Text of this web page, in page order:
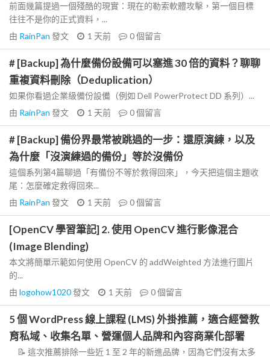
前面幾篇提過一個殘酷的現實：現在的勒索軟體攻擊，第一個目標
往往不是你的正式資料，...
由 RainPan 發文 1 天前 0個留言
# [Backup] 為什麼備份設備可以塞進 30 倍的資料？聊聊
重複資料刪除（Deduplication）
如果你看過企業級備份設備（例如 Dell PowerProtect DD 系列）...
由 RainPan 發文 1 天前 0個留言
# [Backup] 備份界最常被跳過的一步：還原演練，以及
為什麼「沒演練過的備份」等於沒備份
這個系列第4篇聊過「有備份不等於救得回來」，今天把這個主題收
尾：怎麼確定救得回來...
由 RainPan 發文 1 天前 0個留言
[OpenCV 學習筆記] 2. 使用 OpenCV 進行影像混合
(Image Blending)
本文將簡單示範如何使用 OpenCV 的 addWeighted 方法進行圖片
的...
由 logohow1020發文 1 天前 0個留言
5 個 WordPress 線上課程 (LMS) 外掛推薦，適合經營教
育私域、收集名單、營運個人品牌和內容商業化部署
📝 這次推薦排除一些近 1 至 2 年的新進品牌，因為它們沒有太多